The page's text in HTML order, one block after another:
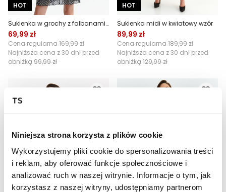
Niniejsza strona korzysta z plików cookie
Wykorzystujemy pliki cookie do spersonalizowania treści
i reklam, aby oferować funkcje społecznościowe i
analizować ruch w naszej witrynie. Informacje o tym, jak
korzystasz z naszej witryny, udostępniamy partnerom
HOT
Sukienka w grochy z falbanami przy ramionach
69,99 zł
Cena regularna 169,99 zł
Najniższa cena z 30 dni przed
obniżką 99,99 zł
HOT
Sukienka midi w kwiatowy wzór
89,99 zł
Cena regularna 189,99 zł
Najniższa cena z 30 dni przed
obniżką 129,99 zł
OUTLET
SALE